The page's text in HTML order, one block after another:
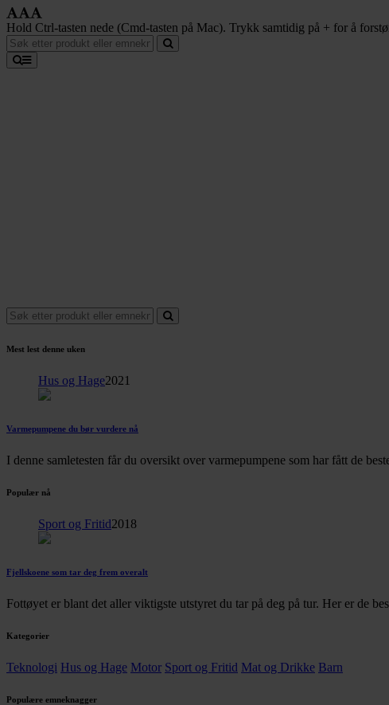
Hold Ctrl-tasten nede (Cmd-tasten på Mac). Trykk samtidig på + for å
Mest lest denne uken
Hus og Hage2021
Varmepumpene du bør vurdere nå
I denne samletesten får du oversikt over varmepumpene som har fått de
Populær nå
Sport og Fritid2018
Fjellskoene som tar deg frem overalt
Fottøyet er blant det aller viktigste utstyret du tar på deg på tur. Her er de
Kategorier
Teknologi Hus og Hage Motor Sport og Fritid Mat og Drikke Barn
Populære emneknagger